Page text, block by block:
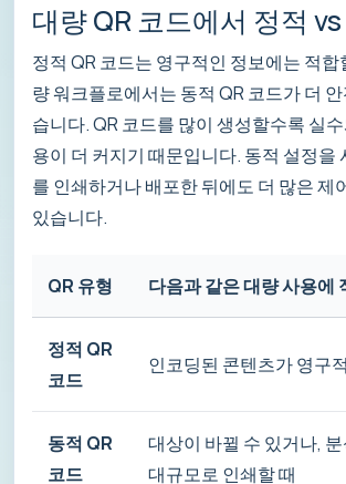
대량 QR 코드에서 정적
정적 QR 코드는 영구적인 정보에는 적합
량 워크플로에서는 동적 QR 코드가 더
습니다. QR 코드를 많이 생성할수록 실
용이 더 커지기 때문입니다. 동적 설정을
를 인쇄하거나 배포한 뒤에도 더 많은 제
있습니다.
QR 유형 다음과 같은 대량 사용에
정적 QR
코드
인코딩된 콘텐츠가 영구
동적 QR
코드
대상이 바뀔 수 있거나,
대규모로 인쇄할 때